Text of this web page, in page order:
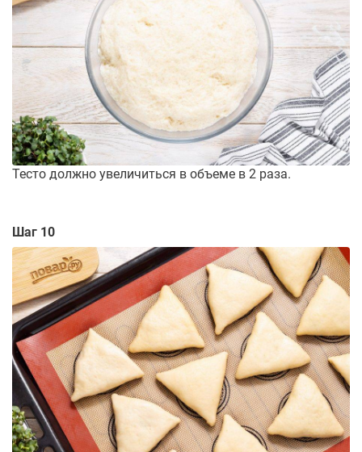
Тесто должно увеличиться в объеме в 2 раза.
Шаг 10